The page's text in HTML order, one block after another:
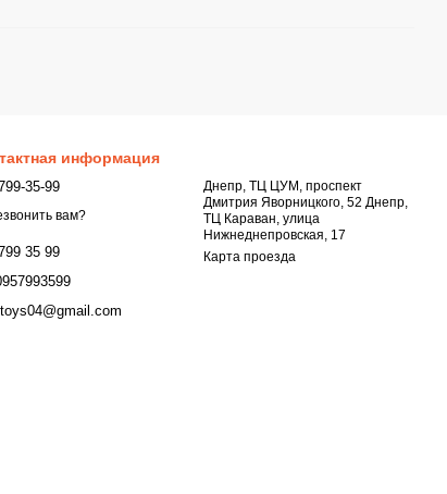
информация
35-99
вам?
35 99
Днепр, ТЦ ЦУМ, проспект
Дмитрия Яворницкого, 52 Днепр,
ТЦ Караван, улица
Нижнеднепровская, 17
Карта проезда